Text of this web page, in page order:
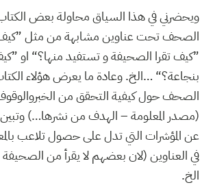
ويحضرني في هذا السياق محاولة بعض
الصحف تحت عناوين مشابهة من مثل ”كيف
”كيف تقرا الصحيفة و تستفيد منها؟“ او
بنجاعة؟“ …الخ. وعادة ما يعرض هؤلاء
الصحف حول كيفية التحقق من
(مصدر المعلومة – الهدف من نشرها…)
عن المؤشرات التي تدل على حصول تلاعب
في العناوين (لان بعضهم لا يقرأ من الصحيفة
الخ.